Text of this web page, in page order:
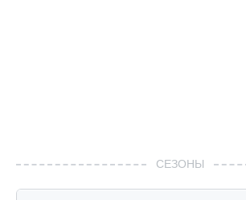
СЕЗОНЫ